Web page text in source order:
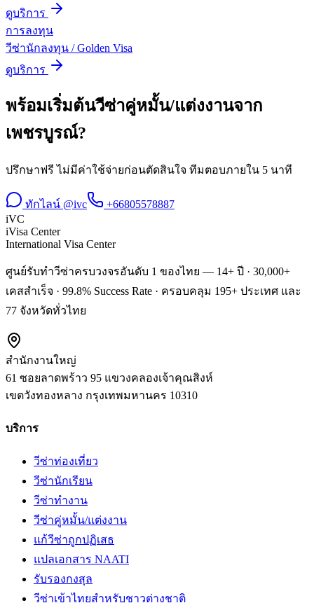
ดูบริการ
การลงทุน
วีซ่านักลงทุน / Golden Visa
ดูบริการ
พร้อมเริ่มต้นวีซ่าคู่หมั้น/แต่งงานจาก
เพชรบูรณ์?
ปรึกษาฟรี ไม่มีค่าใช้จ่ายก่อนตัดสินใจ ทีมตอบภายใน 5 นาที
ทักไลน์ @ivc
+66805578887
iVC
iVisa Center
International Visa Center
ศูนย์รับทำวีซ่าครบวงจรอันดับ 1 ของไทย — 14+ ปี · 30,000+
เคสสำเร็จ · 99.8% Success Rate · ครอบคลุม 195+ ประเทศ และ
77 จังหวัดทั่วไทย
สำนักงานใหญ่
61 ซอยลาดพร้าว 95 แขวงคลองเจ้าคุณสิงห์
เขตวังทองหลาง กรุงเทพมหานคร 10310
บริการ
วีซ่าท่องเที่ยว
วีซ่านักเรียน
วีซ่าทำงาน
วีซ่าคู่หมั้น/แต่งงาน
แก้วีซ่าถูกปฏิเสธ
แปลเอกสาร NAATI
รับรองกงสุล
วีซ่าเข้าไทยสำหรับชาวต่างชาติ